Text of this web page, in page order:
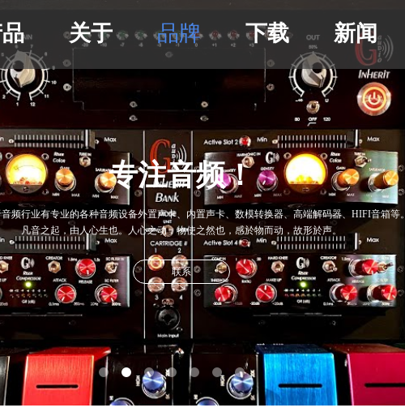
关于 品牌 下载 新闻
专注音频！
频行业有专业的各种音频设备外置声卡、内置声卡、数模转换器、 高端解码器、HIFI音箱等。
凡音之起，由人心生也。人心之动，物使之然也，感於物而动，故形於声。
联系